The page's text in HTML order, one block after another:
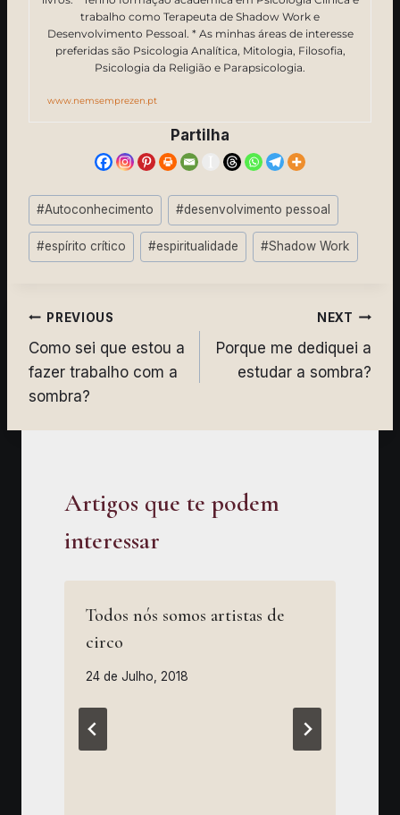
trabalho como Terapeuta de Shadow Work e
Desenvolvimento Pessoal. * As minhas áreas de interesse
preferidas são Psicologia Analítica, Mitologia, Filosofia,
Psicologia da Religião e Parapsicologia.
www.nemsemprezen.pt
Partilha
Post
Tags:
#Autoconhecimento #desenvolvimento pessoal
#espírito crítico #espiritualidade #Shadow Work
Navegação
de
artigos
PREVIOUS
Como sei que estou a
fazer trabalho com a
sombra?
NEXT
Porque me dediquei a
estudar a sombra?
Artigos que te podem
interessar
Todos nós somos artistas de
circo
24 de Julho, 2018